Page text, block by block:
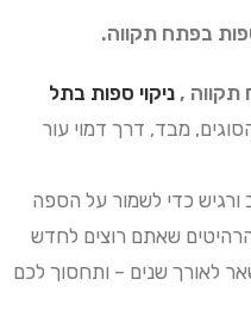
בפתח תקווה.
תקווה , ניקוי ספות בתל
מבד, דרך דמוי עור
ורגיש כדי לשמור על הספה
שאתם רוצים לחדש
לאורך שנים – ותחסוך לכם